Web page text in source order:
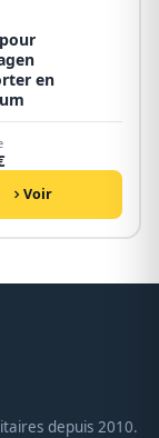
en
Voir
depuis 2010.